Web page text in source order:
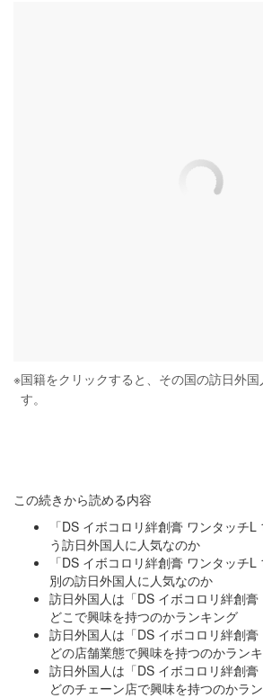
※国籍をクリックすると、その国の訪日外
す。
この続きから読める内容
「DS イボコロリ絆創膏 ワンタッチ
う訪日外国人に人気なのか
「DS イボコロリ絆創膏 ワンタッチ
別の訪日外国人に人気なのか
訪日外国人は「DS イボコロリ絆創
どこで興味を持つのかランキング
訪日外国人は「DS イボコロリ絆創
どの店舗業態で興味を持つのかラン
訪日外国人は「DS イボコロリ絆創
どのチェーン店で興味を持つのかラ